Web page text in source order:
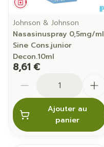
Médicament
Johnson & Johnson
Nasasinuspray 0,5mg/ml
Sine Cons.junior
Decon.10ml
8,61 €
Ajouter au
panier